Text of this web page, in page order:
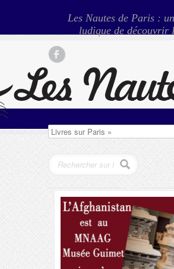
Les Nautes de Paris :
ludique de découvrir